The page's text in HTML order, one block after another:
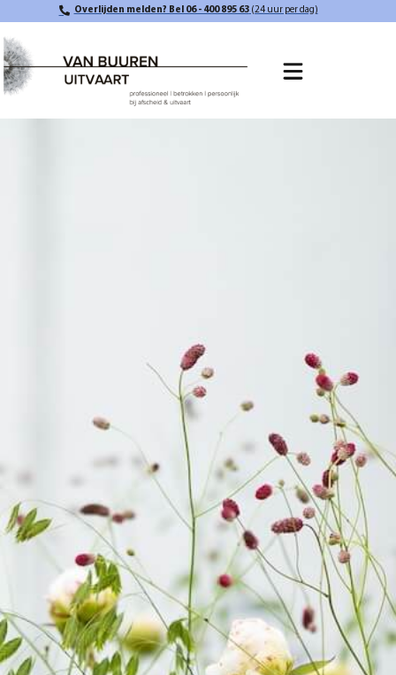
Overlijden melden? Bel 06 - 400 895 63(24 uur per dag)